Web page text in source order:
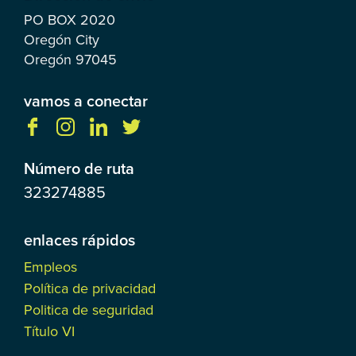
PO BOX 2020
Oregón City
Oregón 97045
vamos a conectar
Número de ruta
323274885
enlaces rápidos
Empleos
Política de privacidad
Politica de seguridad
Título VI